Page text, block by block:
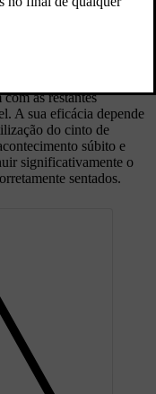
disponíveis.
sobre os airbags
as restantes
A sua eficácia depende
do cinto de
súbito e
significativamente o
sentados.